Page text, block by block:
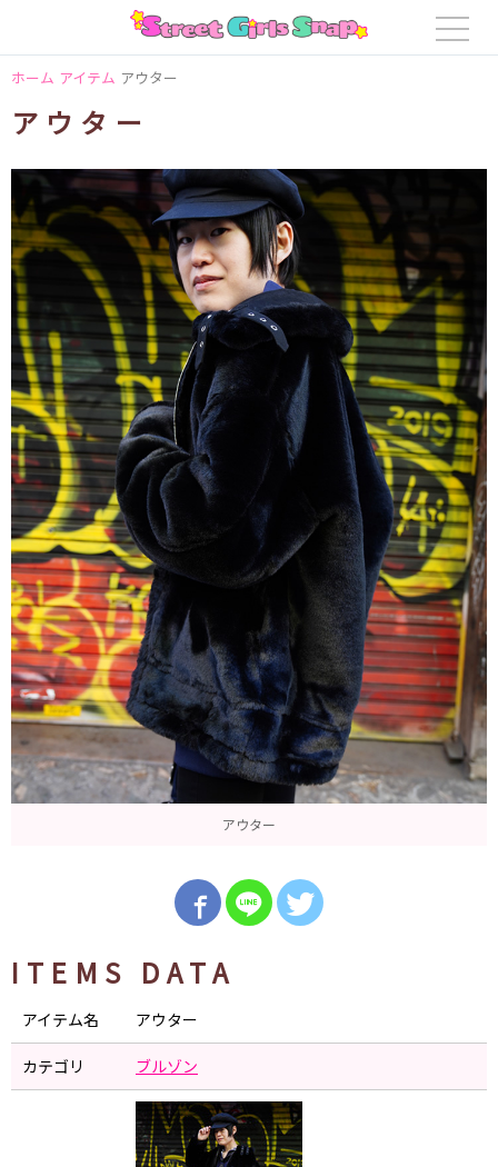
ホーム アイテム アウター
アウター
アウター
ITEMS DATA
アイテム名 アウター
カテゴリ ブルゾン